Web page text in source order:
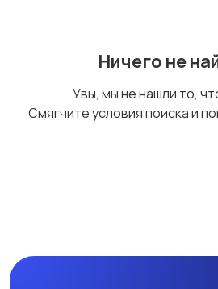
Ничего не
Увы, мы не нашли то,
Смягчите условия поиска и